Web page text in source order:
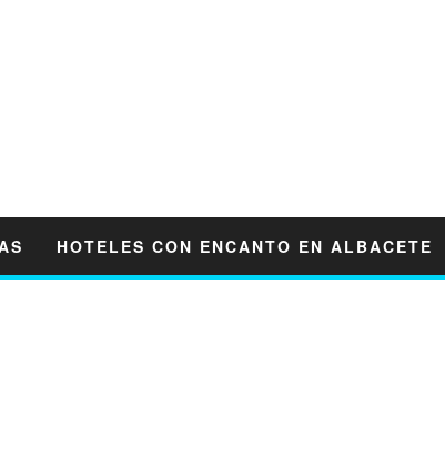
HOTELES CON ENCANTO EN ALBACETE